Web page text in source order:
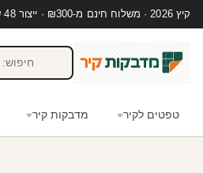
קיץ 2026 · משלוח חינם מ-₪300 · ייצור 48 שעות · 15,000+ לקוחות מרוצים
טפטים לקיר מדבקות קיר